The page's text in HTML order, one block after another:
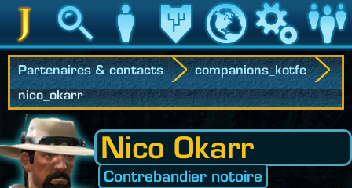
Jedipedia RecherchePersonnageHéritage Monde Jeu
Partenaires & contacts
companions_kotfe
nico_okarr
Nico Okarr
Contrebandier notoire